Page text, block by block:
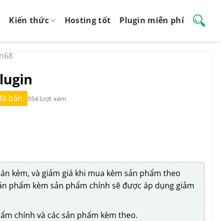
Kiến thức Hosting tốt Plugin miễn phí
bán 554 lượt xem
kèm, và giảm giá khi mua kèm sản phẩm theo
phẩm kèm sản phẩm chính sẽ được áp dụng giảm
chính và các sản phẩm kèm theo.